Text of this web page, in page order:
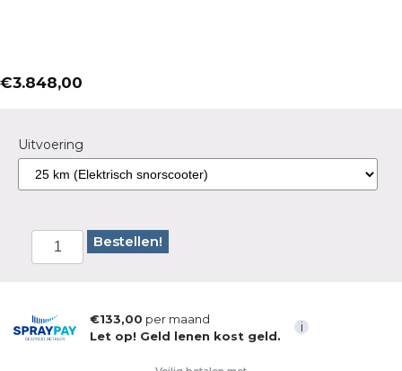
€3.848,00
Uitvoering
Bestellen!
€133,00 per maand
Let op! Geld lenen kost geld.
i